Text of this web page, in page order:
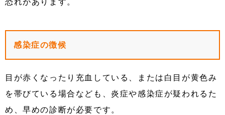
感染症の徴候
目が赤くなったり充血している、または白目が黄色み
を帯びている場合なども、炎症や感染症が疑われるた
め、早めの診断が必要です。